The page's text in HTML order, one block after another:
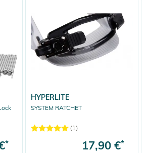
*
HYPERLITE
SYSTEM RATCHET
(1)
17,90 €*